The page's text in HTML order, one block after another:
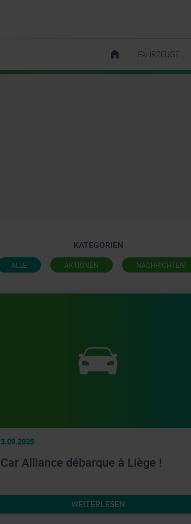
FAHRZEUGE
KATEGORIEN
ALLE AKTIONEN NACHRICHTEN
3.09.2025
Car Alliance débarque à Liège !
WEITERLESEN